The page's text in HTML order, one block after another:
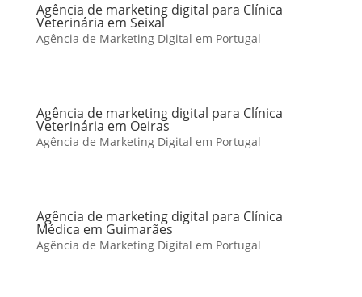
Agência de marketing digital para Clínica
Veterinária em Seixal
Agência de Marketing Digital em Portugal
Agência de marketing digital para Clínica
Veterinária em Oeiras
Agência de Marketing Digital em Portugal
Agência de marketing digital para Clínica
Médica em Guimarães
Agência de Marketing Digital em Portugal